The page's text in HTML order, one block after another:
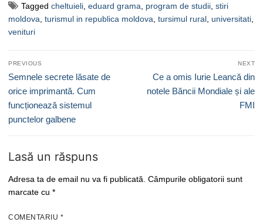
Tagged cheltuieli eduard grama program de studii stiri
moldova turismul in republica moldova tursimul rural universitati
venituri
Navigare
în
articole
PREVIOUS
Previous
post:
Semnele secrete lăsate de
orice imprimantă. Cum
funcționează sistemul
punctelor galbene
NEXT
Next
post:
Ce a omis Iurie Leancă din
notele Băncii Mondiale și ale
FMI
Lasă un răspuns
Adresa ta de email nu va fi publicată. Câmpurile obligatorii sunt
marcate cu *
COMENTARIU *